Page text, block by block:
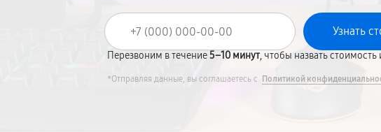
Перезвоним в течение5–10 минут, чтобы назвать стоимость
*Отправляя данные, вы соглашаетесь с Политикой